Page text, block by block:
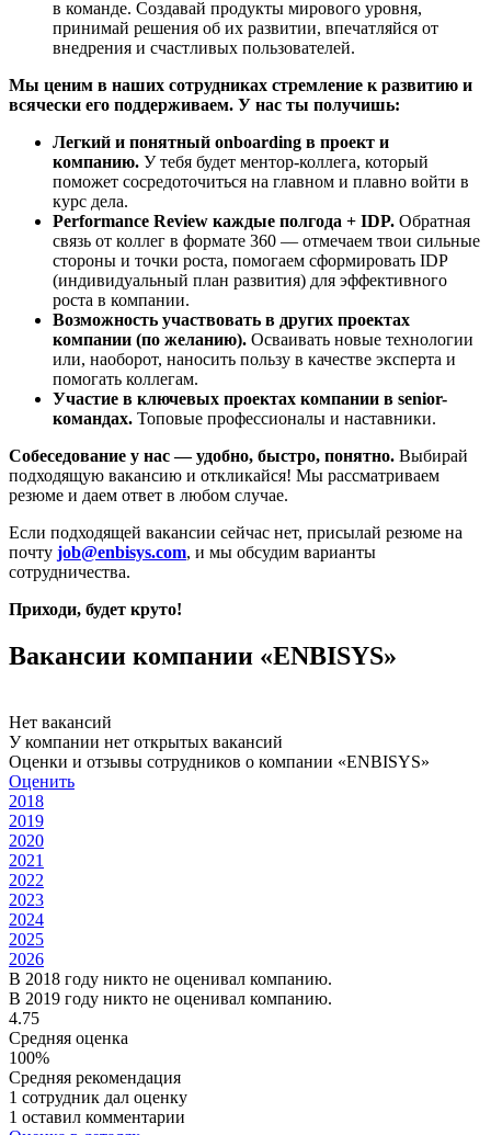
в команде. Создавай продукты мирового уровня,
принимай решения об их развитии, впечатляйся от
внедрения и счастливых пользователей.
Мы ценим в наших сотрудниках стремление к развитию и
всячески его поддерживаем. У нас ты получишь:
Легкий и понятный onboarding в проект и
компанию. У тебя будет ментор-коллега, который
поможет сосредоточиться на главном и плавно войти в
курс дела.
Performance Review каждые полгода + IDP. Обратная
связь от коллег в формате 360 — отмечаем твои сильные
стороны и точки роста, помогаем сформировать IDP
(индивидуальный план развития) для эффективного
роста в компании.
Возможность участвовать в других проектах
компании (по желанию). Осваивать новые технологии
или, наоборот, наносить пользу в качестве эксперта и
помогать коллегам.
Участие в ключевых проектах компании в senior-
командах. Топовые профессионалы и наставники.
Собеседование у нас — удобно, быстро, понятно. Выбирай
подходящую вакансию и откликайся! Мы рассматриваем
резюме и даем ответ в любом случае.
Если подходящей вакансии сейчас нет, присылай резюме на
почту job@enbisys.com, и мы обсудим варианты
сотрудничества.
Приходи, будет круто!
Вакансии компании «ENBISYS»
Нет вакансий
У компании нет открытых вакансий
Оценки и отзывы сотрудников о компании «ENBISYS»
Оценить
2018
2019
2020
2021
2022
2023
2024
2025
2026
В 2018 году никто не оценивал компанию.
В 2019 году никто не оценивал компанию.
4.75
Средняя оценка
100%
Средняя рекомендация
1 сотрудник дал оценку
1 оставил комментарии